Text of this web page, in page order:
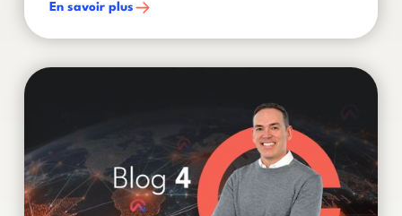
En savoir plus